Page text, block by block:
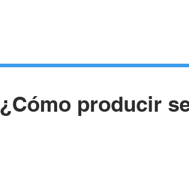
¿Cómo producir